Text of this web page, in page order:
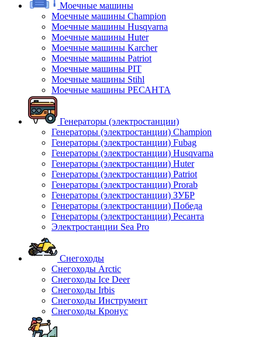
Моечные машины
Моечные машины Champion
Моечные машины Husqvarna
Моечные машины Huter
Моечные машины Karcher
Моечные машины Patriot
Моечные машины PIT
Моечные машины Stihl
Моечные машины РЕСАНТА
Генераторы (электростанции)
Генераторы (электростанции) Champion
Генераторы (электростанции) Fubag
Генераторы (электростанции) Husqvarna
Генераторы (электростанции) Huter
Генераторы (электростанции) Patriot
Генераторы (электростанции) Prorab
Генераторы (электростанции) ЗУБР
Генераторы (электростанции) Победа
Генераторы (электростанции) Ресанта
Электростанции Sea Pro
Снегоходы
Снегоходы Arctic
Снегоходы Ice Deer
Снегоходы Irbis
Снегоходы Инструмент
Снегоходы Кронус